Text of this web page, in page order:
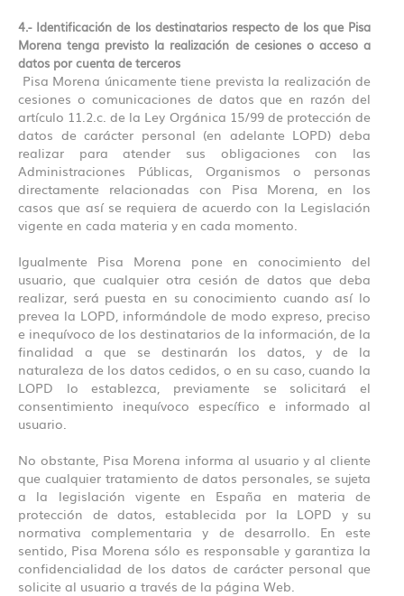
4.- Identificación de los destinatarios respecto de los que Pisa
Morena tenga previsto la realización de cesiones o acceso a
datos por cuenta de terceros
Pisa Morena únicamente tiene prevista la realización de
cesiones o comunicaciones de datos que en razón del
artículo 11.2.c. de la Ley Orgánica 15/99 de protección de
datos de carácter personal (en adelante LOPD) deba
realizar para atender sus obligaciones con las
Administraciones Públicas, Organismos o personas
directamente relacionadas con Pisa Morena, en los
casos que así se requiera de acuerdo con la Legislación
vigente en cada materia y en cada momento.
Igualmente Pisa Morena pone en conocimiento del
usuario, que cualquier otra cesión de datos que deba
realizar, será puesta en su conocimiento cuando así lo
prevea la LOPD, informándole de modo expreso, preciso
e inequívoco de los destinatarios de la información, de la
finalidad a que se destinarán los datos, y de la
naturaleza de los datos cedidos, o en su caso, cuando la
LOPD lo establezca, previamente se solicitará el
consentimiento inequívoco específico e informado al
usuario.
No obstante, Pisa Morena informa al usuario y al cliente
que cualquier tratamiento de datos personales, se sujeta
a la legislación vigente en España en materia de
protección de datos, establecida por la LOPD y su
normativa complementaria y de desarrollo. En este
sentido, Pisa Morena sólo es responsable y garantiza la
confidencialidad de los datos de carácter personal que
solicite al usuario a través de la página Web.